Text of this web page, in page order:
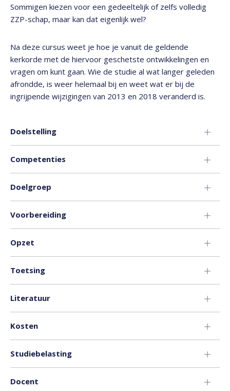
Sommigen kiezen voor een gedeeltelijk of zelfs volledig
ZZP-schap, maar kan dat eigenlijk wel?
Na deze cursus weet je hoe je vanuit de geldende
kerkorde met de hiervoor geschetste ontwikkelingen en
vragen om kunt gaan. Wie de studie al wat langer geleden
afrondde, is weer helemaal bij en weet wat er bij de
ingrijpende wijzigingen van 2013 en 2018 veranderd is.
Doelstelling
Competenties
Doelgroep
Voorbereiding
Opzet
Toetsing
Literatuur
Kosten
Studiebelasting
Docent